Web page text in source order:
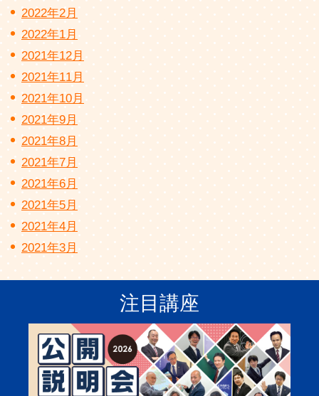
2022年2月
2022年1月
2021年12月
2021年11月
2021年10月
2021年9月
2021年8月
2021年7月
2021年6月
2021年5月
2021年4月
2021年3月
注目講座